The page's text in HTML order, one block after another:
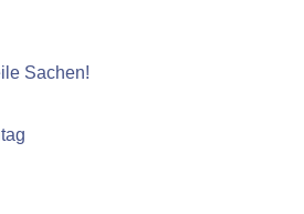
Sachen!